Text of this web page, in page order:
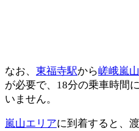
なお、 東福寺駅から嵯峨嵐
が必要で、18分の乗車時間
いません。
嵐山エリアに到着すると、